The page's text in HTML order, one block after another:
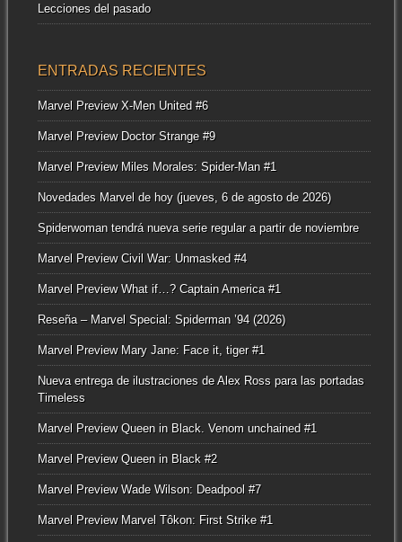
Lecciones del pasado
ENTRADAS RECIENTES
Marvel Preview X-Men United #6
Marvel Preview Doctor Strange #9
Marvel Preview Miles Morales: Spider-Man #1
Novedades Marvel de hoy (jueves, 6 de agosto de 2026)
Spiderwoman tendrá nueva serie regular a partir de noviembre
Marvel Preview Civil War: Unmasked #4
Marvel Preview What if…? Captain America #1
Reseña – Marvel Special: Spiderman ’94 (2026)
Marvel Preview Mary Jane: Face it, tiger #1
Nueva entrega de ilustraciones de Alex Ross para las portadas
Timeless
Marvel Preview Queen in Black. Venom unchained #1
Marvel Preview Queen in Black #2
Marvel Preview Wade Wilson: Deadpool #7
Marvel Preview Marvel Tôkon: First Strike #1